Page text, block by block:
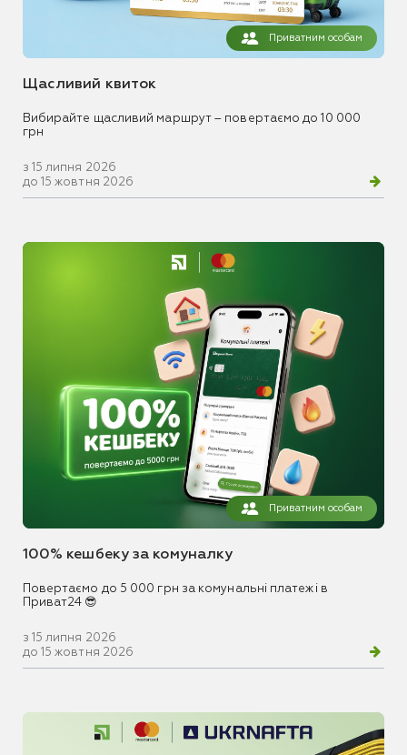
Приватним особам
Щасливий квиток
Вибирайте щасливий маршрут – повертаємо до 10 000
грн
з 15 липня 2026
до 15 жовтня 2026
Приватним особам
100% кешбеку за комуналку
Повертаємо до 5 000 грн за комунальні платежі в
Приват24 😎
з 15 липня 2026
до 15 жовтня 2026